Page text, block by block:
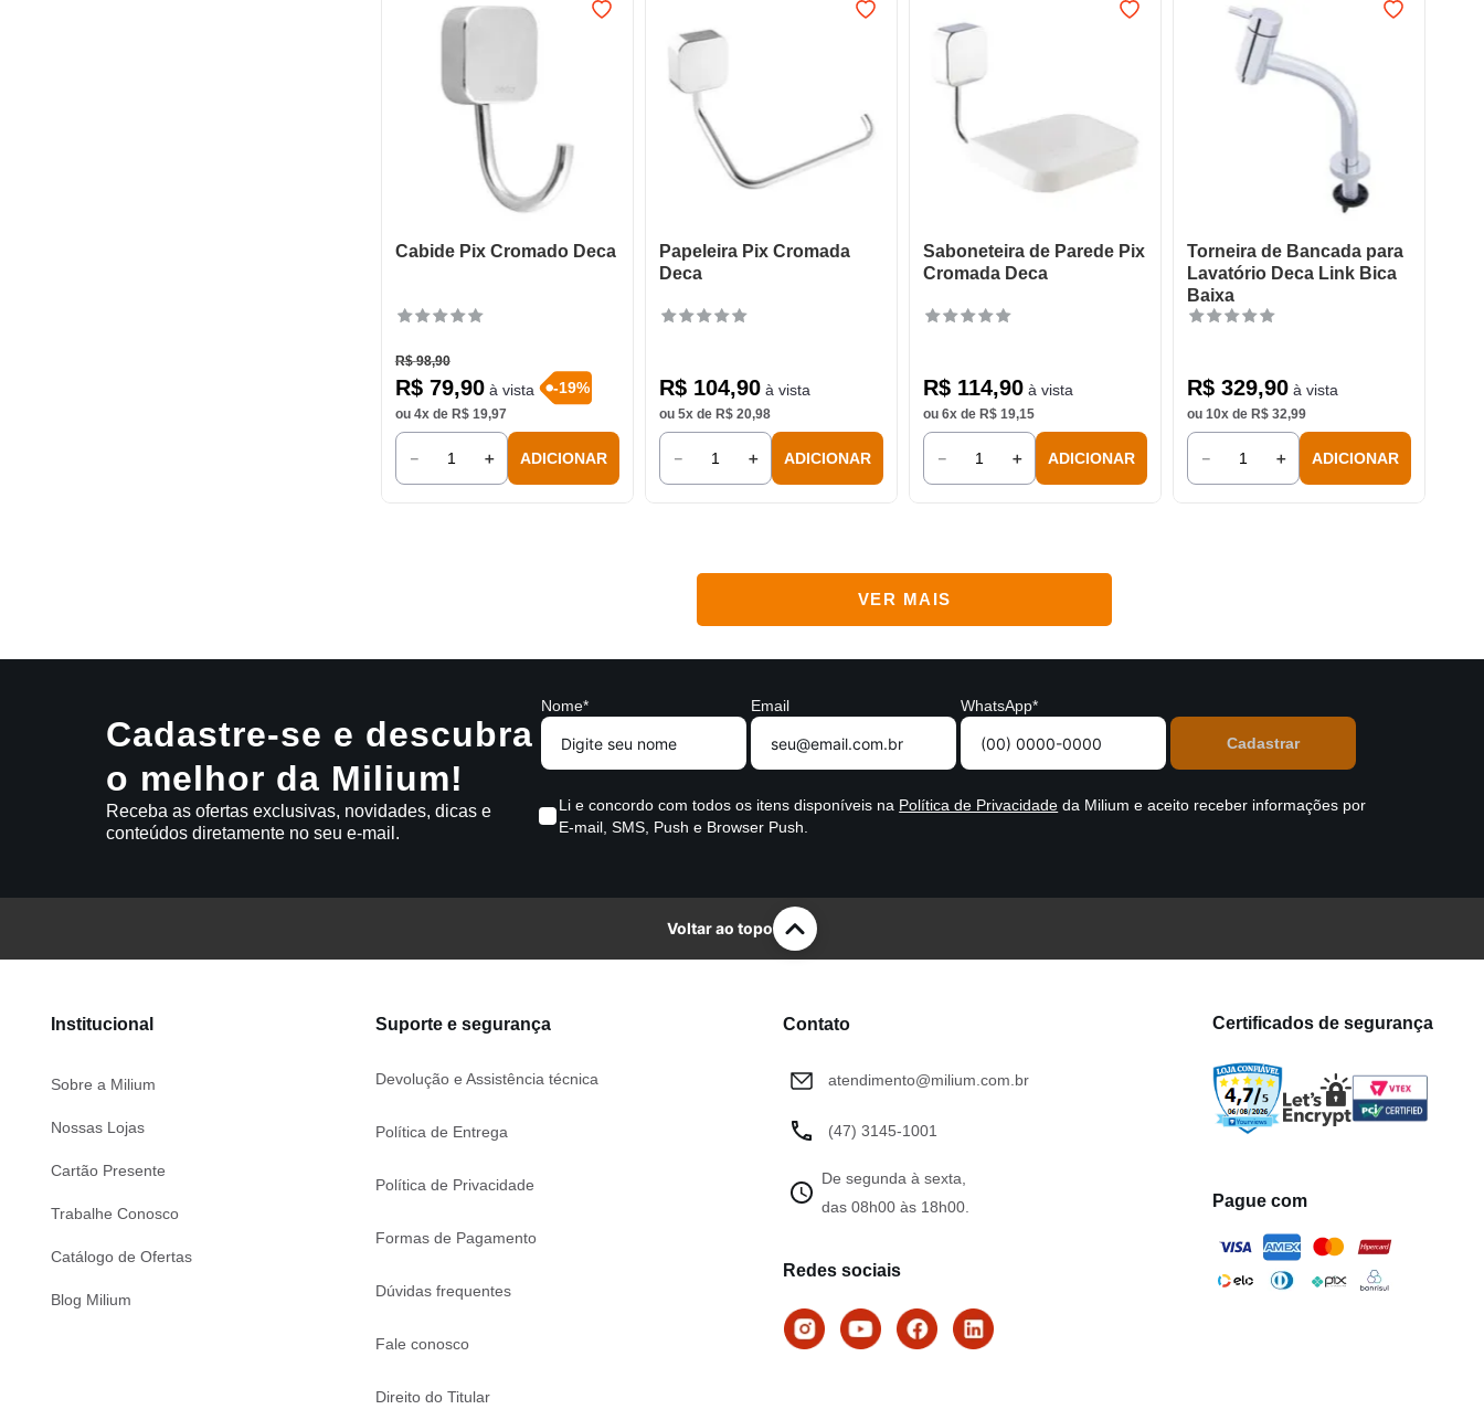
Cabide Pix Cromado Deca
R$ 98,90
R$ 79,90à vista -19%
ou 4x de R$ 19,97
＋
－ ADICIONAR
Papeleira Pix Cromada
Deca
R$ 104,90à vista
ou 5x de R$ 20,98
＋
－ ADICIONAR
Saboneteira de Parede Pix
Cromada Deca
R$ 114,90à vista
ou 6x de R$ 19,15
＋
－ ADICIONAR
Torneira de Bancada para
Lavatório Deca Link Bica
Baixa
R$ 329,90à vista
ou 10x de R$ 32,99
＋
－ ADICIONAR
Cadastre-se e descubra
o melhor da Milium!
Receba as ofertas exclusivas, novidades, dicas e
conteúdos diretamente no seu e-mail.
Nome* Email WhatsApp*
Li e concordo com todos os itens disponíveis na Política de Privacidade da Milium e aceito receber informações por
E-mail, SMS, Push e Browser Push.
Voltar ao topo
Institucional
Sobre a Milium
Nossas Lojas
Cartão Presente
Trabalhe Conosco
Catálogo de Ofertas
Blog Milium
Suporte e segurança
Devolução e Assistência técnica
Política de Entrega
Política de Privacidade
Formas de Pagamento
Dúvidas frequentes
Fale conosco
Direito do Titular
Contato
atendimento@milium.com.br
(47) 3145-1001
De segunda à sexta,
das 08h00 às 18h00.
Redes sociais
Certificados de segurança
Pague com